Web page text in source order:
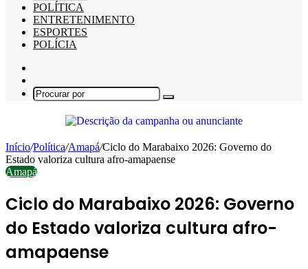
POLÍTICA
ENTRETENIMENTO
ESPORTES
POLÍCIA
skin
Procurar
Início/Política/Amapá/Ciclo do Marabaixo 2026: Governo do
Estado valoriza cultura afro-amapaense
Amapá
Ciclo do Marabaixo 2026: Governo
do Estado valoriza cultura afro-
amapaense